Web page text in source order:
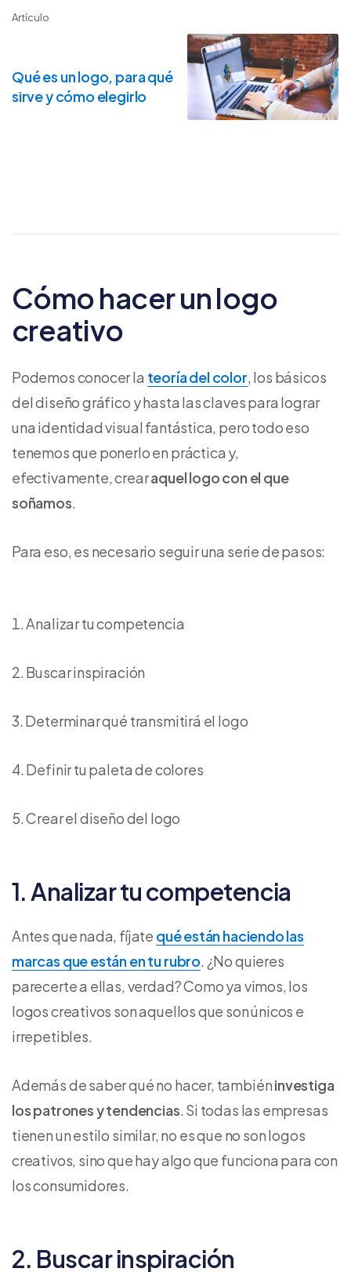
Artículo
Qué es un logo, para qué
sirve y cómo elegirlo
Cómo hacer un logo
creativo
Podemos conocer la teoría del color, los básicos
del diseño gráfico y hasta las claves para lograr
una identidad visual fantástica, pero todo eso
tenemos que ponerlo en práctica y,
efectivamente, crearaquel logo con el que
soñamos.
Para eso, es necesario seguir una serie de pasos:
Analizar tu competencia
Buscar inspiración
Determinar qué transmitirá el logo
Definir tu paleta de colores
Crear el diseño del logo
1. Analizar tu competencia
Antes que nada, fíjate qué están haciendo las
marcas que están en tu rubro. ¿No quieres
parecerte a ellas, verdad? Como ya vimos, los
logos creativos son aquellos que son únicos e
irrepetibles.
Además de saber qué no hacer, tambiéninvestiga
los patrones y tendencias. Si todas las empresas
tienen un estilo similar, no es que no son logos
creativos, sino que hay algo que funciona para con
los consumidores.
2. Buscar inspiración